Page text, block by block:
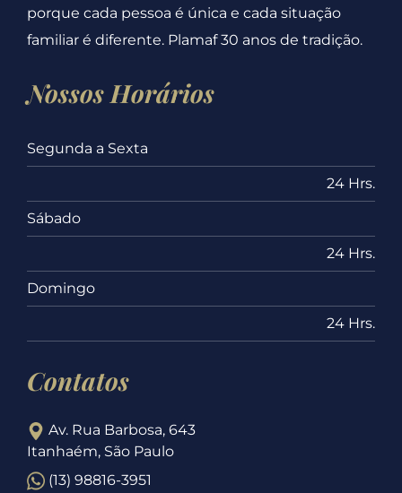
porque cada pessoa é única e cada situação
familiar é diferente. Plamaf 30 anos de tradição.
Nossos Horários
Segunda a Sexta
24 Hrs.
Sábado
24 Hrs.
Domingo
24 Hrs.
Contatos
Av. Rua Barbosa, 643
Itanhaém, São Paulo
(13) 98816-3951